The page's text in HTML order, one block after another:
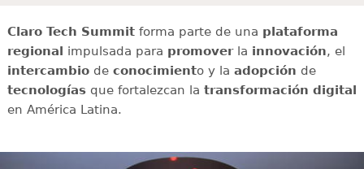
Claro Tech Summitforma parte de una plataforma
regional impulsada para promoverla innovación, el
intercambiode conocimiento y la adopción de
tecnologíasque fortalezcan la transformación digital
en América Latina.